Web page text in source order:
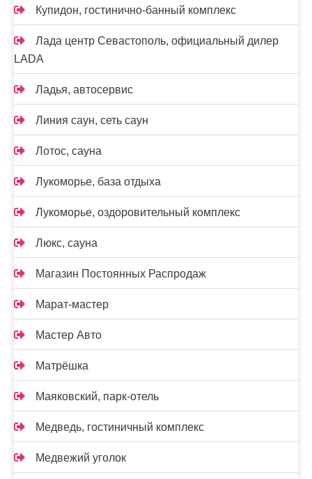
Купидон, гостинично-банный комплекс
Лада центр Севастополь, официальный дилер
LADA
Ладья, автосервис
Линия саун, сеть саун
Лотос, сауна
Лукоморье, база отдыха
Лукоморье, оздоровительный комплекс
Люкс, сауна
Магазин Постоянных Распродаж
Марат-мастер
Мастер Авто
Матрёшка
Маяковский, парк-отель
Медведь, гостиничный комплекс
Медвежий уголок